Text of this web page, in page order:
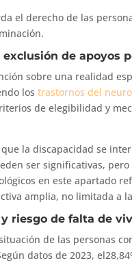
el derecho de las
de apoyos
sobre una realidad
lostrastornos del
de elegibilidad y
la discapacidad se
ser significativas,
en este apartado
amplia, no limitada a
riesgo de falta de
de las personas
datos de 2023,